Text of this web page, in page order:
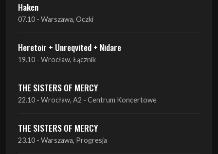
Haken
07.10 - Warszawa, Oczki
Heretoir + Unreqvited + Nidare
19.10 - Wrocław, Łącznik
THE SISTERS OF MERCY
22.10 - Wrocław, A2 - Centrum Koncertowe
THE SISTERS OF MERCY
23.10 - Warszawa, Progresja